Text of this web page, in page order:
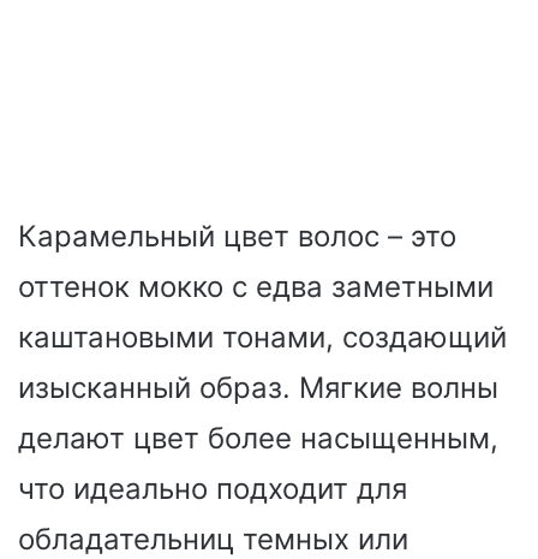
Карамельный цвет волос – это
оттенок мокко с едва заметными
каштановыми тонами, создающий
изысканный образ. Мягкие волны
делают цвет более насыщенным,
что идеально подходит для
обладательниц темных или